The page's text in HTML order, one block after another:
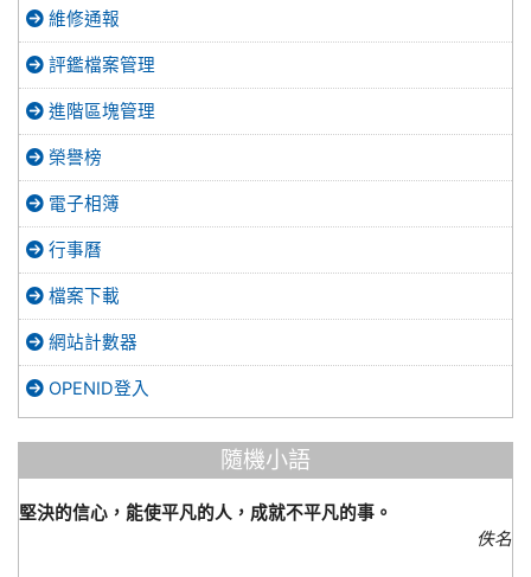
維修通報
評鑑檔案管理
進階區塊管理
榮譽榜
電子相簿
行事曆
檔案下載
網站計數器
OPENID登入
隨機小語
堅決的信心，能使平凡的人，成就不平凡的事。
佚名